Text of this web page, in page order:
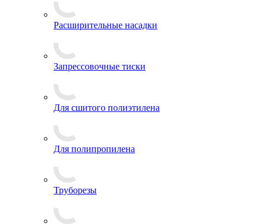
Расширительные насадки
Запрессовочные тиски
Для сшитого полиэтилена
Для полипропилена
Труборезы